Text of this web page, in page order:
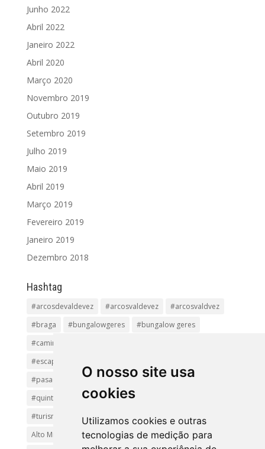
O nosso site usa
cookies
Utilizamos cookies e outras
tecnologias de medição para
Junho 2022
Abril 2022
Janeiro 2022
Abril 2020
Março 2020
Novembro 2019
Outubro 2019
Setembro 2019
Julho 2019
Maio 2019
Abril 2019
Março 2019
Fevereiro 2019
Janeiro 2019
Dezembro 2018
Hashtag
#arcosdevaldevez #arcosvaldevez
#arcosvaldvez
#braga
#bungalowgeres
#bungalow geres
#caminhadas
#escapadinha
#pasadiços
#passadiçosdovez
#penedageres
#quintalamosa
#religião
#turismoreligioso
#turismorural
#vianadocastelo
Alto Minho
Arcos de Valdevez.
Arcos Valdevez